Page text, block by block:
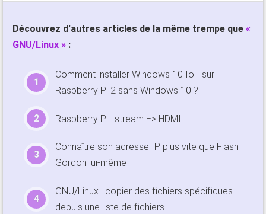
Découvrez d'autres articles de la même trempe que
GNU/Linux
:
Comment installer Windows 10 IoT sur
Raspberry Pi 2 sans Windows 10 ?
Raspberry Pi : stream => HDMI
Connaître son adresse IP plus vite que Flash
Gordon lui-même
GNU/Linux : copier des fichiers spécifiques
depuis une liste de fichiers